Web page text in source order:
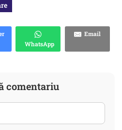
WhatsApp
Email
comentariu